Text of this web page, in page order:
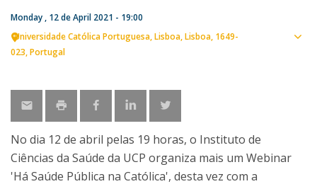
Monday , 12 de April 2021 - 19:00
Universidade Católica Portuguesa Lisboa Lisboa 1649-
023 Portugal
No dia 12 de abril pelas 19 horas, o Instituto de
Ciências da Saúde da UCP organiza mais um Webinar
'Há Saúde Pública na Católica', desta vez com a